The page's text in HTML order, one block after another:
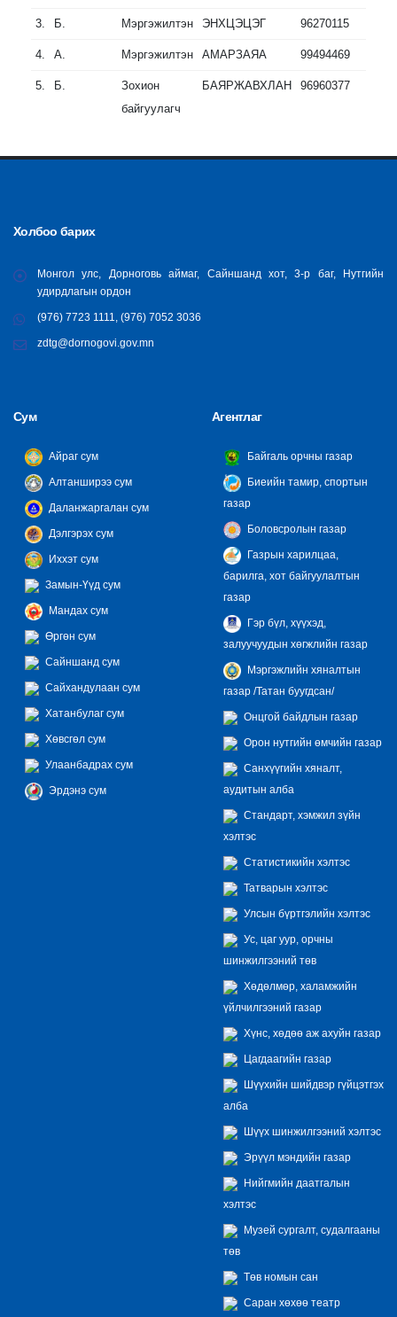
3. Б. Мэргэжилтэн ЭНХЦЭЦЭГ 96270115
4. А. Мэргэжилтэн АМАРЗАЯА 99494469
5. Б.
Зохион
байгуулагч
БАЯРЖАВХЛАН 96960377
Холбоо барих
Монгол улс, Дорноговь аймаг, Сайншанд хот, 3-р баг, Нутгийн
удирдлагын ордон
(976) 7723 1111, (976) 7052 3036
zdtg@dornogovi.gov.mn
Сум
Айраг сум
Алтанширээ сум
Даланжаргалан сум
Дэлгэрэх сум
Иххэт сум
Замын-Үүд сум
Мандах сум
Өргөн сум
Сайншанд сум
Сайхандулаан сум
Хатанбулаг сум
Хөвсгөл сум
Улаанбадрах сум
Эрдэнэ сум
Агентлаг
Байгаль орчны газар
Биеийн тамир, спортын
газар
Боловсролын газар
Газрын харилцаа,
барилга, хот байгуулалтын
газар
Гэр бүл, хүүхэд,
залуучуудын хөгжлийн газар
Мэргэжлийн хяналтын
газар /Татан буугдсан/
Онцгой байдлын газар
Орон нутгийн өмчийн газар
Санхүүгийн хяналт,
аудитын алба
Стандарт, хэмжил зүйн
хэлтэс
Статистикийн хэлтэс
Татварын хэлтэс
Улсын бүртгэлийн хэлтэс
Ус, цаг уур, орчны
шинжилгээний төв
Хөдөлмөр, халамжийн
үйлчилгээний газар
Хүнс, хөдөө аж ахуйн газар
Цагдаагийн газар
Шүүхийн шийдвэр гүйцэтгэх
алба
Шүүх шинжилгээний хэлтэс
Эрүүл мэндийн газар
Нийгмийн даатгалын
хэлтэс
Музей сургалт, судалгааны
төв
Төв номын сан
Саран хөхөө театр